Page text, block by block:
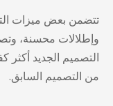
تتضمن بعض ميزات
وإطلالات محسنة،
التصميم الجديد أكثر
من التصميم السابق.